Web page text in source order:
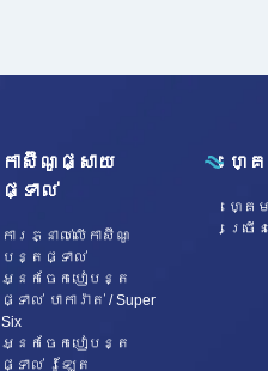
កាស៊ីណូផ្សាយ
ផ្ទាល់
ការភ្នាល់លើកាស៊ីណូ
បន្តផ្ទាល់
អ្នកចែកបៀបន្ត
ផ្ទាល់ បាការ៉ាត់ / Super
Six
អ្នកចែកបៀបន្ត
ផ្ទាល់ រ៉ូឡែត
ហ្គ
ហ្គេ
ច្រើ